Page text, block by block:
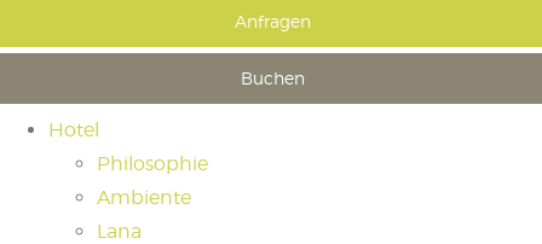
Anfragen
Buchen
Hotel
Philosophie
Ambiente
Lana